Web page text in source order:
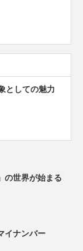
としての魅力
の世界が始まる
イナンバー